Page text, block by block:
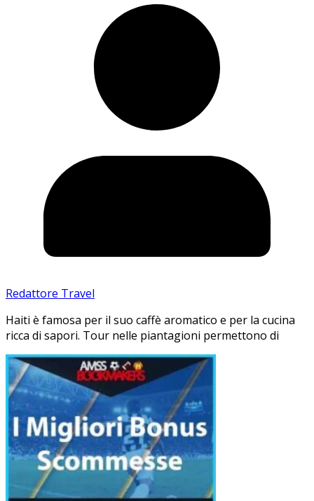
Redattore Travel
Haiti è famosa per il suo caffè aromatico e per la cucina
ricca di sapori. Tour nelle piantagioni permettono di